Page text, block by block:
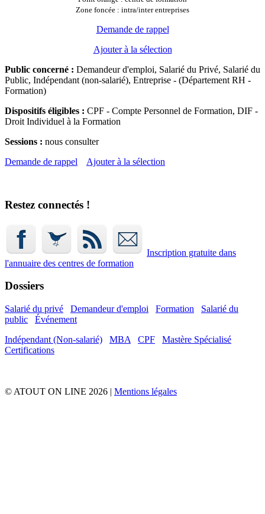
Zone foncée : intra/inter entreprises
Demande de rappel
Ajouter à la sélection
Public concerné : Demandeur d'emploi, Salarié du Privé, Salarié du
Public, Indépendant (non-salarié), Entreprise - (Département RH -
Formation)
Dispositifs éligibles : CPF - Compte Personnel de Formation, DIF -
Droit Individuel à la Formation
Sessions : nous consulter
Demande de rappel
Ajouter à la sélection
Restez connectés !
Inscription gratuite dans
l'annuaire des centres de formation
Dossiers
Salarié du privé Demandeur d'emploi Formation
Salarié du
public
Événement
Indépendant (Non-salarié)
MBA CPF
Mastère Spécialisé
Certifications
© ATOUT ON LINE 2026 | Mentions légales